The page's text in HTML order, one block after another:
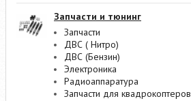
Запчасти и тюнинг
Запчасти
ДВС ( Нитро)
ДВС (Бензин)
Электроника
Радиоаппаратура
Запчасти для квадрокоптеров